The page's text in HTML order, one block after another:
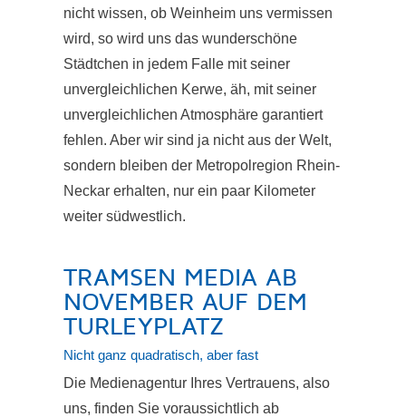
nicht wissen, ob Weinheim uns vermissen
wird, so wird uns das wunderschöne
Städtchen in jedem Falle mit seiner
unvergleichlichen Kerwe, äh, mit seiner
unvergleichlichen Atmosphäre garantiert
fehlen. Aber wir sind ja nicht aus der Welt,
sondern bleiben der Metropolregion Rhein-
Neckar erhalten, nur ein paar Kilometer
weiter südwestlich.
TRAMSEN MEDIA AB
NOVEMBER AUF DEM
TURLEYPLATZ
Nicht ganz quadratisch, aber fast
Die Medienagentur Ihres Vertrauens, also
uns, finden Sie voraussichtlich ab